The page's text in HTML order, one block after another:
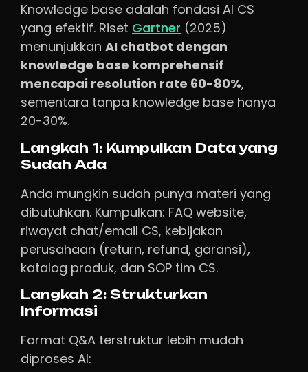
Knowledge base adalah fondasi AI CS
yang efektif. Riset Gartner (2025)
menunjukkan AI chatbot dengan
knowledge base komprehensif
mencapai resolution rate 60-80%,
sementara tanpa knowledge base hanya
20-30%.
Langkah 1: Kumpulkan Data yang
Sudah Ada
Anda mungkin sudah punya materi yang
dibutuhkan. Kumpulkan: FAQ website,
riwayat chat/email CS, kebijakan
perusahaan (return, refund, garansi),
katalog produk, dan SOP tim CS.
Langkah 2: Strukturkan
Informasi
Format Q&A terstruktur lebih mudah
diproses AI: